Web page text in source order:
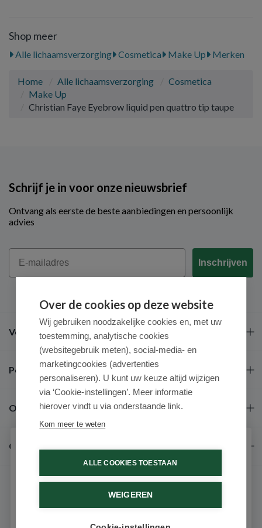
Shop meer
Alle lichaamsverzorging Cosmetica Make Up Merken
Home Alle lichaamsverzorging
Cosmetica
Make Up
Christian Faye Eyebrow liquid pen quattro tip taupe
Schrijf je in voor onze nieuwsbrief
Ontvang als eerste de beste aanbiedingen en persoonlijk
advies
Email
Inschrijven
Veel gestelde vragen
Populaire merken
Over ons
Contact
Over de cookies op deze website
Wij gebruiken noodzakelijke cookies en, met uw
toestemming, analytische cookies
(websitegebruik meten), social-media- en
marketingcookies (advertenties
personaliseren). U kunt uw keuze altijd wijzigen
via ‘Cookie-instellingen’. Meer informatie
hierover vindt u via onderstaande link.
Kom meer te weten
ALLE COOKIES TOESTAAN
WEIGEREN
Schrijf je in voor onze nieuwsbrief
Ontvang als eerste de beste aanbiedingen en persoonlijk
advies